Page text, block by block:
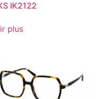
IK2122
plus